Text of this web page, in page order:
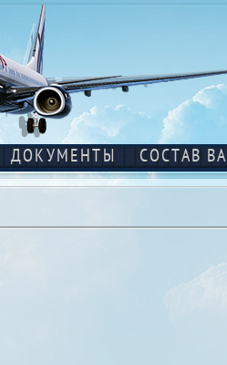
ДОКУМЕНТЫ СОСТАВ ВА